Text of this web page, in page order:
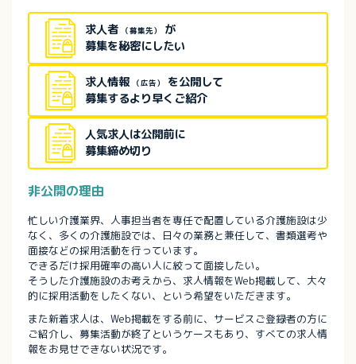
求人者 （募集先）
が
募集を秘密にしたい
求人情報 （広告）
を公開して
募集するより早くご紹介
人気求人は公開前に
募集締め切り
非公開の理由
忙しい介護業界、人事担当者を専任で配置している介護施設は少
なく、多くの介護施設では、日々の業務と兼任して、書類選考や
面接などの採用活動を行っています。
できるだけ採用確率の高い人に絞って面接したい。
そうした介護施設のお考えから、求人情報をWeb掲載して、大々
的に採用活動をしたくない、という希望をいただきます。
また新着求人は、Web掲載をする前に、サービスご登録者の方に
ご紹介し、募集活動が終了というケースもあり、すべての求人情
報をお見せできない状況です。